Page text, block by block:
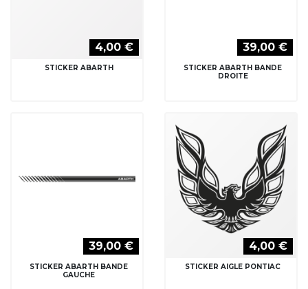
4,00 €
STICKER ABARTH
39,00 €
STICKER ABARTH BANDE
DROITE
39,00 €
STICKER ABARTH BANDE
GAUCHE
4,00 €
STICKER AIGLE PONTIAC